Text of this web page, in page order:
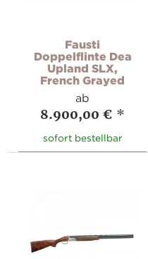
Fausti
Doppelflinte Dea
Upland SLX,
French Grayed
ab
8.900,00 € *
sofort bestellbar